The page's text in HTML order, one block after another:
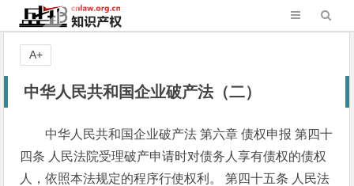
中华人民共和国企业破产法（二）
中华人民共和国企业破产法 第六章 债权申报 第四十
四条 人民法院受理破产申请时对债务人享有债权的债权
人，依照本法规定的程序行使权利。 第四十五条 人民法
A+